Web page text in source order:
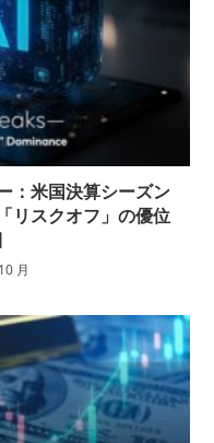
：米国決算シーズン
リスクオフ」の優位
月